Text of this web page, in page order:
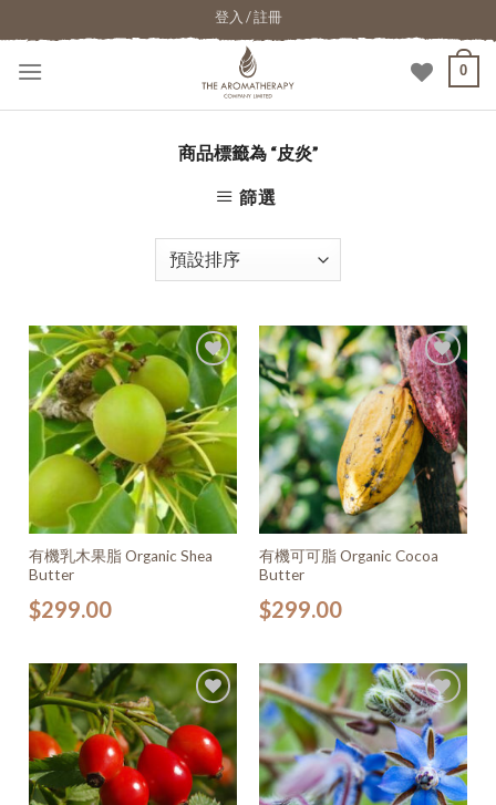
登入 / 註冊
0
商品標籤為 “皮炎”
篩選
加入
願望
清單
有機乳木果脂 Organic Shea
Butter
$299.00
加入
願望
清單
有機可可脂 Organic Cocoa
Butter
$299.00
加入
願望
清單
加入
願望
清單